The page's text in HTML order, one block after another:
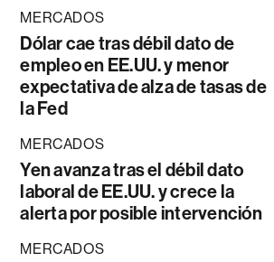
MERCADOS
Dólar cae tras débil dato de
empleo en EE.UU. y menor
expectativa de alza de tasas de
la Fed
MERCADOS
Yen avanza tras el débil dato
laboral de EE.UU. y crece la
alerta por posible intervención
MERCADOS